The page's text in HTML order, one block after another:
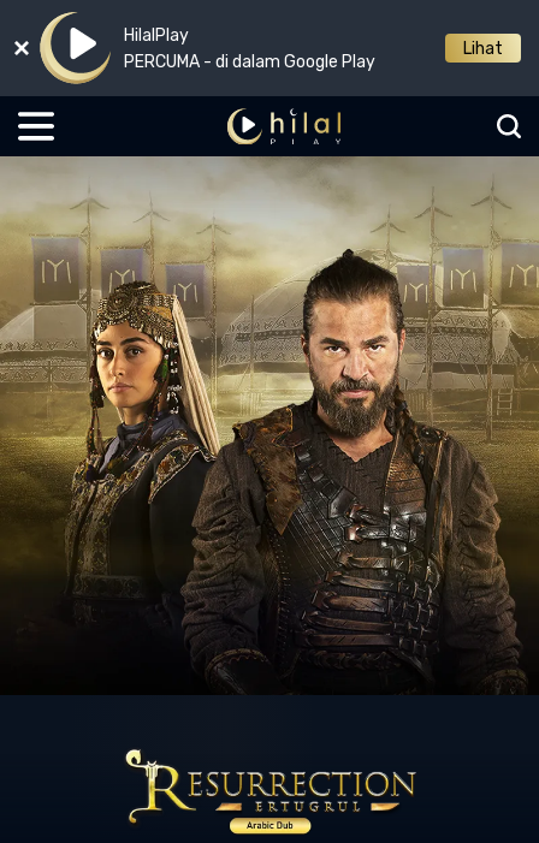
HilalPlay
PERCUMA - di dalam Google Play
Lihat